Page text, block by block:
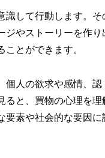
識して行動します。そ
ジやストーリーを作り
とができます。
個人の欲求や感情、認
ると、買物の心理を理
要素や社会的な要因に